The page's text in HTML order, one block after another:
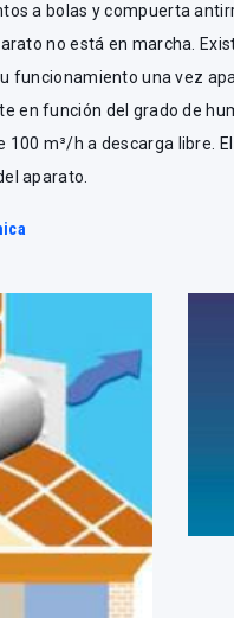
a bolas y compuerta
no está en marcha.
funcionamiento una vez
en función del grado de
100 m³/h a descarga libre.
aparato.